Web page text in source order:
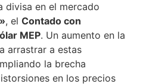
divisa en el mercado
, el Contado con
MEP. Un aumento en la
arrastrar a estas
la brecha
en los precios